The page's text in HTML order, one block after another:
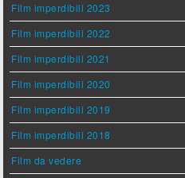
Film imperdibili 2023
Film imperdibili 2022
Film imperdibili 2021
Film imperdibili 2020
Film imperdibili 2019
Film imperdibili 2018
Film da vedere